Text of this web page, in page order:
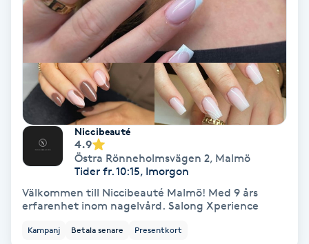
Yin Yoga
Yoga
Yoga Nidra
Yogamassage
Niccibeauté
4.9
Östra Rönneholmsvägen 2, Malmö
Tider fr. 10:15, Imorgon
Välkommen till Niccibeauté Malmö! Med 9 års
erfarenhet inom nagelvård. Salong Xperience
Kampanj Betala senare Presentkort